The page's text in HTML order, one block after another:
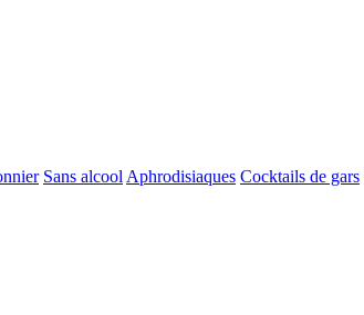
Sans alcool Aphrodisiaques Cocktails de gars